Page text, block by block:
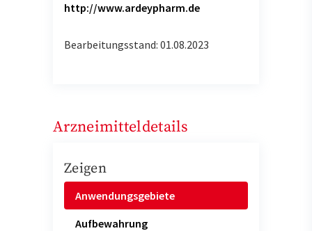
http://www.ardeypharm.de
Bearbeitungsstand: 01.08.2023
Arzneimitteldetails
Zeigen
Anwendungsgebiete
Aufbewahrung